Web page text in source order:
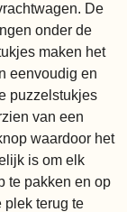
De
onder de
maken het
eenvoudig en
puzzelstukjes
van een
waardoor het
is om elk
te pakken en op
plek terug te